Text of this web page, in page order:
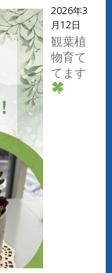
2026年3
月12日
観葉植
物育て
てます